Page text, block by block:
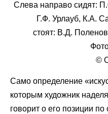
Слева направо сидят:
Г.Ф. Урлауб, К.А.
стоят: В.Д.
©
Само определение
которым художник
говорит о его позиции